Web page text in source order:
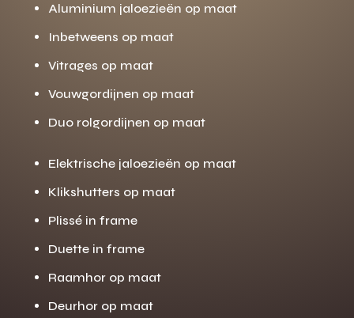
Aluminium jaloezieën op maat
Inbetweens op maat
Vitrages op maat
Vouwgordijnen op maat
Duo rolgordijnen op maat
Elektrische jaloezieën op maat
Klikshutters op maat
Plissé in frame
Duette in frame
Raamhor op maat
Deurhor op maat